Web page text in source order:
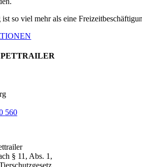
so viel mehr als eine
PETTRAILER
560
§ 11, Abs. 1,